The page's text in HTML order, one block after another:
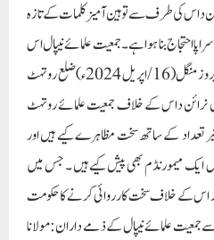
داس کی طرف سے توہین آمیز کلمات کے تازہ
احتجاج بنا ہواہے۔ جمعیت علمائے نیپال اس
میں خاصی متحرک نظر آرہی ہے۔ آج بروز منگل(16/اپریل 2024ء) ضلع روتہٹ
نرائن داس کے خلاف جمعیت علمائے روتہٹ
تعداد کے ساتھ سخت مظاہرے کیے ہیں اور
ایک میمورنڈم بھی پیش کیے ہیں ۔ جس میں
اس کے خلاف سخت کارروائی کرنے کا حکومت
جمعیت علمائے نیپال کے ذمے داران: مولانا